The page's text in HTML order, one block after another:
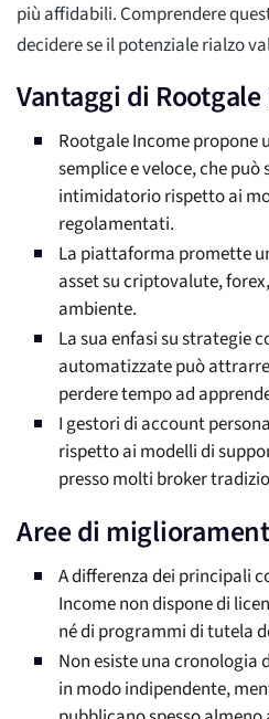
più affidabili. Comprendere
decidere se il potenziale rialzo
Vantaggi di
Rootgale Income propone
semplice e veloce, che
intimidatorio rispetto ai
regolamentati.
La piattaforma promette
asset su criptovalute,
ambiente.
La sua enfasi su strategie
automatizzate può
perdere tempo ad
I gestori di account
rispetto ai modelli di
presso molti broker
Aree di
A differenza dei principali
Income non dispone di
né di programmi di tutela
Non esiste una cronologia
in modo indipendente,